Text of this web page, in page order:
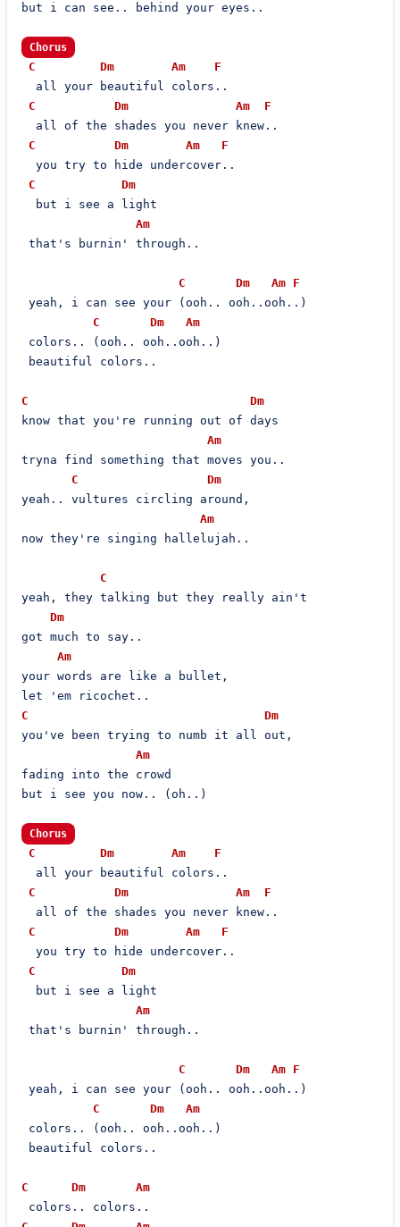
but i can see.. behind your eyes..
Chorus
C Dm Am
F
  all your beautiful colors..
C
Dm Am
F
  all of the shades you never knew..
C
Dm Am
F
  you try to hide undercover..
C
Dm
  but i see a light
Am
that's burnin' through..
C Dm Am
F
yeah, i can see your (ooh.. ooh..ooh..)
C
Dm
Am
colors.. (ooh.. ooh..ooh..)
beautiful colors..
C
Dm
know that you're running out of days
Am
tryna find something that moves you..
C
Dm
yeah.. vultures circling around,
Am
now they're singing hallelujah..
C
yeah, they talking but they really ain't
Dm
got much to say..
Am
your words are like a bullet,
C
Dm
you've been trying to numb it all out,
Am
fading into the crowd
but i see you now.. (oh..)
Chorus
C Dm Am
F
  all your beautiful colors..
C
Dm Am
F
  all of the shades you never knew..
C
Dm Am
F
  you try to hide undercover..
C
Dm
  but i see a light
Am
that's burnin' through..
C Dm Am
F
yeah, i can see your (ooh.. ooh..ooh..)
C
Dm
Am
colors.. (ooh.. ooh..ooh..)
beautiful colors..
C Dm
Am